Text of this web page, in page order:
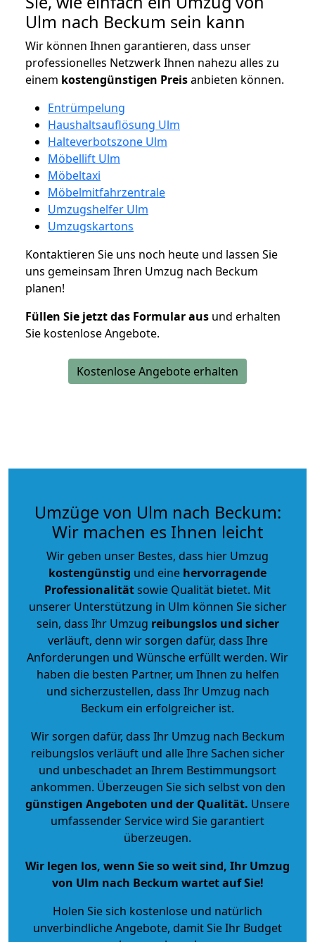
Ulm nach Beckum sein kann
Wir können Ihnen garantieren, dass unser
professionelles Netzwerk Ihnen nahezu alles zu
einem kostengünstigen Preisanbieten können.
Entrümpelung
Haushaltsauflösung Ulm
Halteverbotszone Ulm
Möbellift Ulm
Möbeltaxi
Möbelmitfahrzentrale
Umzugshelfer Ulm
Umzugskartons
Kontaktieren Sie uns noch heute und lassen Sie
uns gemeinsam Ihren Umzug nach Beckum
planen!
Füllen Sie jetzt das Formular aus und erhalten
Sie kostenlose Angebote.
Kostenlose Angebote erhalten
Umzüge von Ulm nach Beckum:
Wir machen es Ihnen leicht
Wir geben unser Bestes, dass hier Umzug
kostengünstig und eine hervorragende
Professionalitätsowie Qualität bietet. Mit
unserer Unterstützung in Ulm können Sie sicher
sein, dass Ihr Umzug reibungslos und sicher
verläuft, denn wir sorgen dafür, dass Ihre
Anforderungen und Wünsche erfüllt werden. Wir
haben die besten Partner, um Ihnen zu helfen
und sicherzustellen, dass Ihr Umzug nach
Beckum ein erfolgreicher ist.
Wir sorgen dafür, dass Ihr Umzug nach Beckum
reibungslos verläuft und alle Ihre Sachen sicher
und unbeschadet an Ihrem Bestimmungsort
ankommen. Überzeugen Sie sich selbst von den
günstigen Angeboten und der Qualität. Unsere
umfassender Service wird Sie garantiert
überzeugen.
Wir legen los, wenn Sie so weit sind, Ihr Umzug
von Ulm nach Beckum wartet auf Sie!
Holen Sie sich kostenlose und natürlich
unverbindliche Angebote, damit Sie Ihr Budget